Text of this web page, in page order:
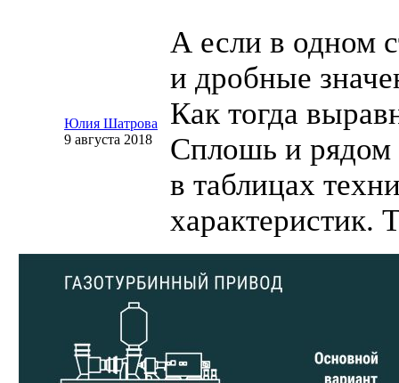
Юлия Шатрова
9 августа 2018
А если в одном
и дробные
Как тогда
Сплошь и рядом
в таблицах
характеристик.